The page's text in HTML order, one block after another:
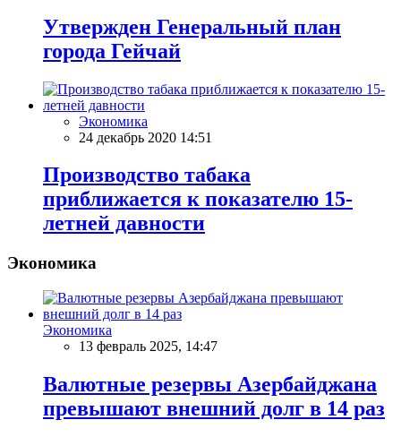
Утвержден Генеральный план
города Гейчай
Экономика
24 декабрь 2020 14:51
Производство табака
приближается к показателю 15-
летней давности
Экономика
Экономика
13 февраль 2025, 14:47
Валютные резервы Азербайджана
превышают внешний долг в 14 раз